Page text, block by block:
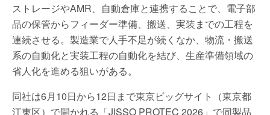
ストレージやAMR、自動倉庫と連携することで、電子部
品の保管からフィーダー準備、搬送、実装までの工程を
連続させる。製造業で人手不足が続くなか、物流・搬送
系の自動化と実装工程の自動化を結び、生産準備領域の
省人化を進める狙いがある。
同社は6月10日から12日まで東京ビッグサイト（東京都
江東区）で開かれる「JISSO PROTEC 2026」で同製品